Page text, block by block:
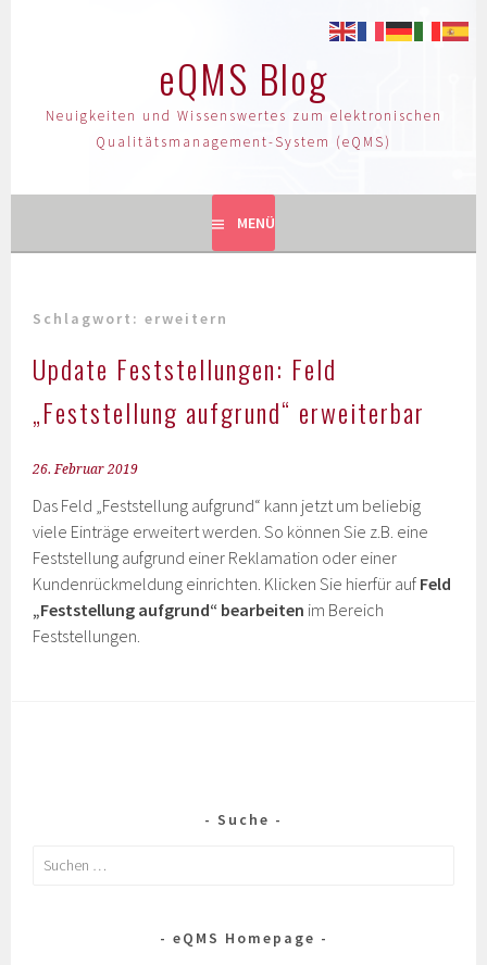
eQMS Blog
Neuigkeiten und Wissenswertes zum elektronischen
Qualitätsmanagement-System (eQMS)
MENÜ
Schlagwort:erweitern
Update Feststellungen: Feld
„Feststellung aufgrund“ erweiterbar
26. Februar 2019
Das Feld „Feststellung aufgrund“ kann jetzt um beliebig
viele Einträge erweitert werden. So können Sie z.B. eine
Feststellung aufgrund einer Reklamation oder einer
Kundenrückmeldung einrichten. Klicken Sie hierfür auf Feld
„Feststellung aufgrund“ bearbeiten im Bereich
Feststellungen.
Suche
eQMS Homepage